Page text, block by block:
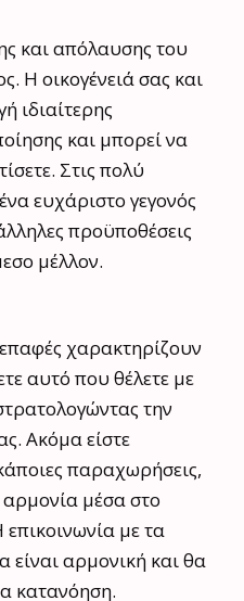
και απόλαυσης του
Η οικογένειά σας και
ιδιαίτερης
και μπορεί να
Στις πολύ
ευχάριστο γεγονός
προϋποθέσεις
μέλλον.
χαρακτηρίζουν
αυτό που θέλετε με
την
Ακόμα είστε
παραχωρήσεις,
μέσα στο
με τα
αρμονική και θα
κατανόηση.